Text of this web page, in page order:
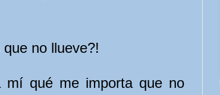
no llueve?!
mí qué me importa que no